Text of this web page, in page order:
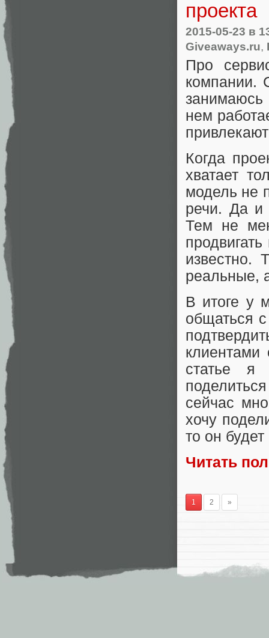
проекта
2015-05-23 в
Giveaways.ru,
Про
компании.
нем
Когда
хватает
модель не
речи. Да и
Тем не
известно.
реальные,
В итоге у
общаться
клиентами
статье я
сейчас
хочу
то он
Читать
1 2 »